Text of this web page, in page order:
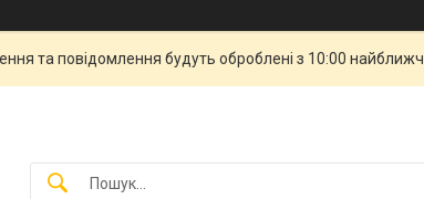
та повідомлення будуть оброблені з 10:00